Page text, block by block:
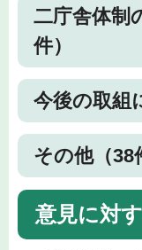
二庁舎体制
件）
今後の取組
その他（38
意見に対